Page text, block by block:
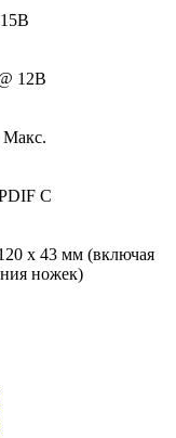
12В
С
х 43 мм (включая
ножек)